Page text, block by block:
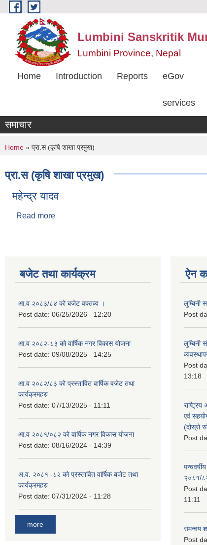
Skip to main content
Lumbini Sanskritik
Lumbini Province, Nepal
Home Introduction Reports eGov
services
समाचार
You are here
Home » प्रा.स (कृषि शाखा प्रमुख)
प्रा.स (कृषि शाखा प्रमुख)
महेन्द्र यादव
Read more
बजेट तथा कार्यक्रम
आ.व २०८३/८४ को बजेट वक्तव्य ।
Post date: 06/25/2026 - 12:20
आ.व २०८२-८३ को वार्षिक नगर विकास योजना
Post date: 09/08/2025 - 14:25
आ.व २०८२/८३ को प्रस्तावित वार्षिक वजेट तथा
कार्यक्रमहरु
Post date: 07/13/2025 - 11:11
आ.व २०८१/०८२ को वार्षिक नगर विकास योजना
Post date: 08/16/2024 - 14:39
अ.व. २०८१ -८२ को प्रस्तावित वार्षिक बजेट तथा
कार्यक्रमहरु
Post date: 07/31/2024 - 11:28
more
ऐन
लुम्बिनी
Post
लुम्बिनी
Post
13:18
राष्ट्रिय
एवं
(दोस्रो
Post
२०८१/
Post
11:11
समन्वय
Post